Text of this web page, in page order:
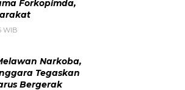
Forkopimda,
WIB
Narkoba,
Tegaskan
Bergerak